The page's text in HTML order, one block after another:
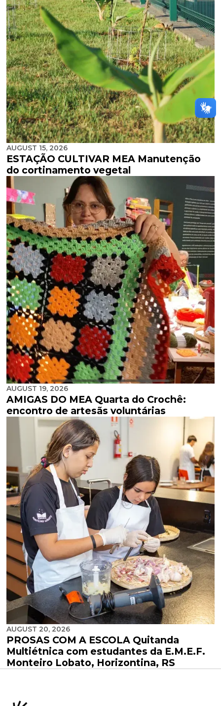
AUGUST 15, 2026
ESTAÇÃO CULTIVAR MEA Manutenção
do cortinamento vegetal
AUGUST 19, 2026
AMIGAS DO MEA Quarta do Crochê:
encontro de artesãs voluntárias
AUGUST 20, 2026
PROSAS COM A ESCOLA Quitanda
Multiétnica com estudantes da E.M.E.F.
Monteiro Lobato, Horizontina, RS